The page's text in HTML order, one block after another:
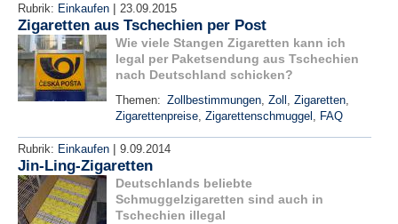
Rubrik: Einkaufen | 23.09.2015
Zigaretten aus Tschechien per Post
Wie viele Stangen Zigaretten kann ich
legal per Paketsendung aus Tschechien
nach Deutschland schicken?
Themen: Zollbestimmungen, Zoll , Zigaretten,
Zigarettenpreise, Zigarettenschmuggel , FAQ
Rubrik: Einkaufen | 9.09.2014
Jin-Ling-Zigaretten
Deutschlands beliebte
Schmuggelzigaretten sind auch in
Tschechien illegal